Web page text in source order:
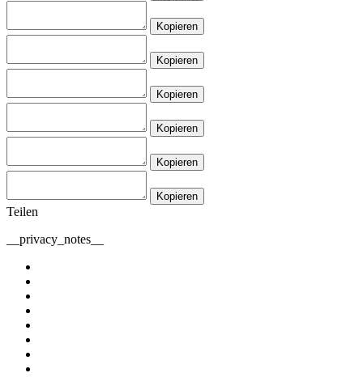
Kopieren
Kopieren
Kopieren
Kopieren
Kopieren
Kopieren
Teilen
__privacy_notes__